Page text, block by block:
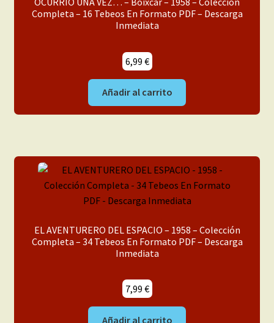
Completa – 16 Tebeos En Formato PDF – Descarga
Inmediata
6,99 €
Añadir al carrito
EL AVENTURERO DEL ESPACIO – 1958 – Colección
Completa – 34 Tebeos En Formato PDF – Descarga
Inmediata
7,99 €
Añadir al carrito